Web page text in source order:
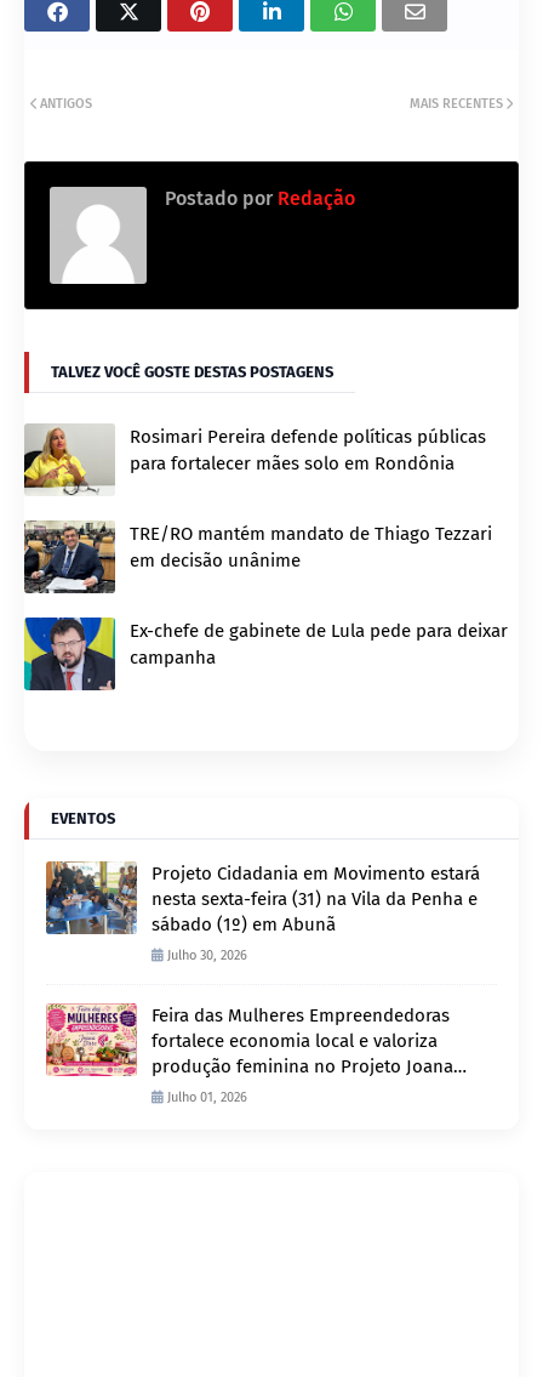
MAIS RECENTES
ANTIGOS
Postado por Redação
TALVEZ VOCÊ GOSTE DESTAS POSTAGENS
Rosimari Pereira defende políticas públicas
para fortalecer mães solo em Rondônia
TRE/RO mantém mandato de Thiago Tezzari
em decisão unânime
Ex-chefe de gabinete de Lula pede para deixar
campanha
EVENTOS
Projeto Cidadania em Movimento estará
nesta sexta-feira (31) na Vila da Penha e
sábado (1º) em Abunã
Julho 30, 2026
Feira das Mulheres Empreendedoras
fortalece economia local e valoriza
produção feminina no Projeto Joana
D’Arc
Julho 01, 2026